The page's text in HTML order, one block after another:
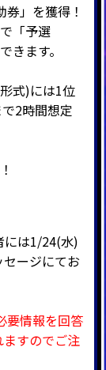
」を獲得！
「予選
きます。
式)には1位
2時間想定
には1/24(水)
ージにてお
要情報を回答
すのでご注